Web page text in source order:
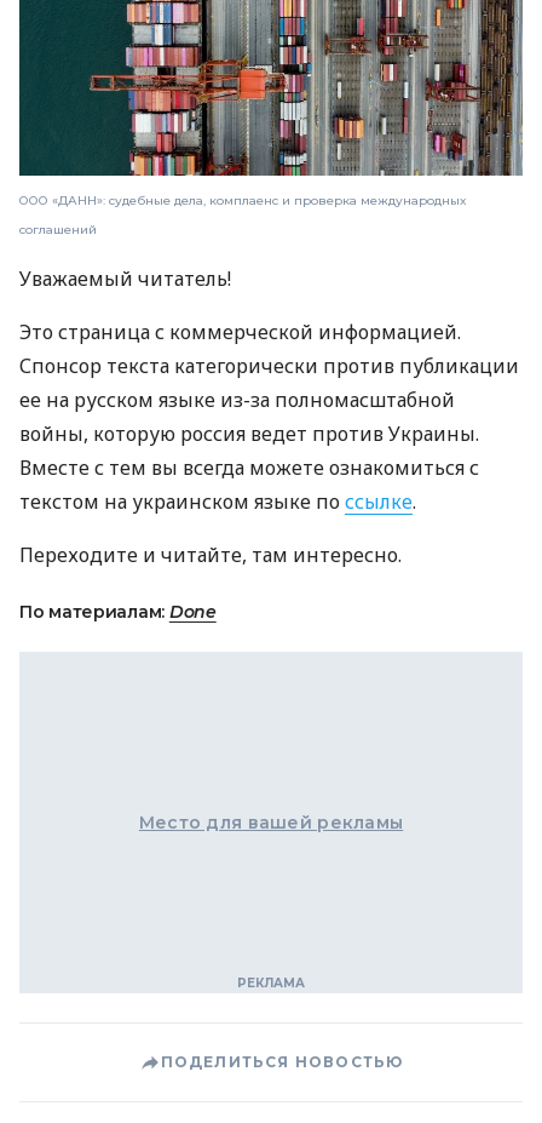
ООО «ДАНН»: судебные дела, комплаенс и проверка международных
соглашений
Уважаемый читатель!
Это страница с коммерческой информацией.
Спонсор текста категорически против публикации
ее на русском языке из-за полномасштабной
войны, которую россия ведет против Украины.
Вместе с тем вы всегда можете ознакомиться с
текстом на украинском языке поссылке.
Переходите и читайте, там интересно.
По материалам: Done
Место для вашей рекламы
ПОДЕЛИТЬСЯ НОВОСТЬЮ